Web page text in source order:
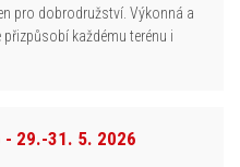
pro dobrodružství. Výkonná a
každému terénu i
- 29.-31. 5. 2026